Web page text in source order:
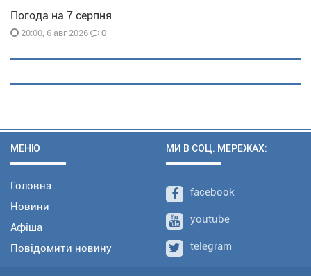
Погода на 7 серпня
20:00, 6 авг 2026 0
МЕНЮ
Головна
Новини
Афіша
Повідомити новину
МИ В СОЦ. МЕРЕЖАХ:
facebook
youtube
telegram